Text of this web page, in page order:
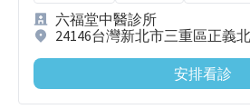
六福堂中醫診所
24146台灣新北市三重區正義
安排看診